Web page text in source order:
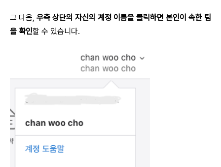
그 다음, 우측 상단의 자신의 계정 이름을 클릭하면 본인이 속한 팀
을 확인할 수 있습니다.